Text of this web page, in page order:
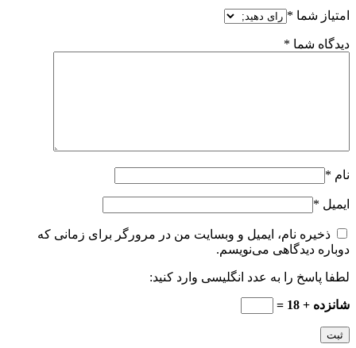
امتیاز شما *
دیدگاه شما *
نام *
ایمیل *
ذخیره نام، ایمیل و وبسایت من در مرورگر برای زمانی که
دوباره دیدگاهی می‌نویسم.
لطفا پاسخ را به عدد انگلیسی وارد کنید:
شانزده + 18 =